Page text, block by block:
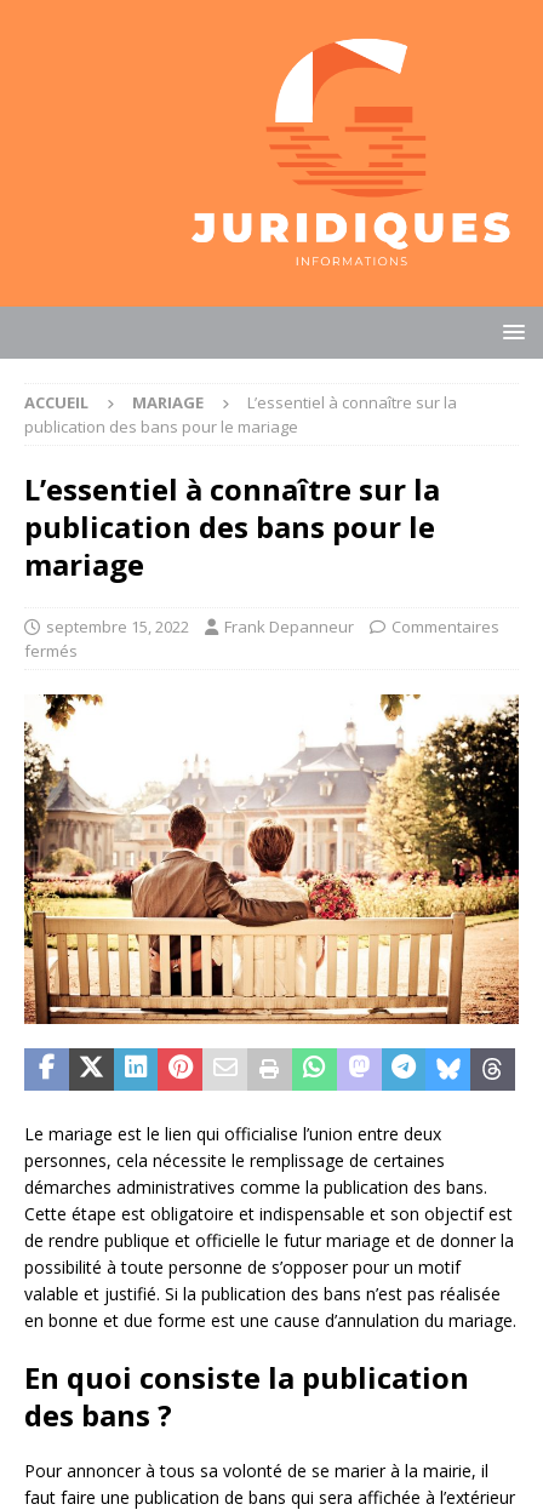
ACCUEIL MARIAGE
L’essentiel à connaître sur la
publication des bans pour le mariage
L’essentiel à connaître sur la
publication des bans pour le
mariage
septembre 15, 2022 Frank Depanneur
Commentaires
fermés
Le mariage est le lien qui officialise l’union entre deux
personnes, cela nécessite le remplissage de certaines
démarches administratives comme la publication des bans.
Cette étape est obligatoire et indispensable et son objectif est
de rendre publique et officielle le futur mariage et de donner la
possibilité à toute personne de s’opposer pour un motif
valable et justifié. Si la publication des bans n’est pas réalisée
en bonne et due forme est une cause d’annulation du mariage.
En quoi consiste la publication
des bans ?
Pour annoncer à tous sa volonté de se marier à la mairie, il
faut faire une publication de bans qui sera affichée à l’extérieur